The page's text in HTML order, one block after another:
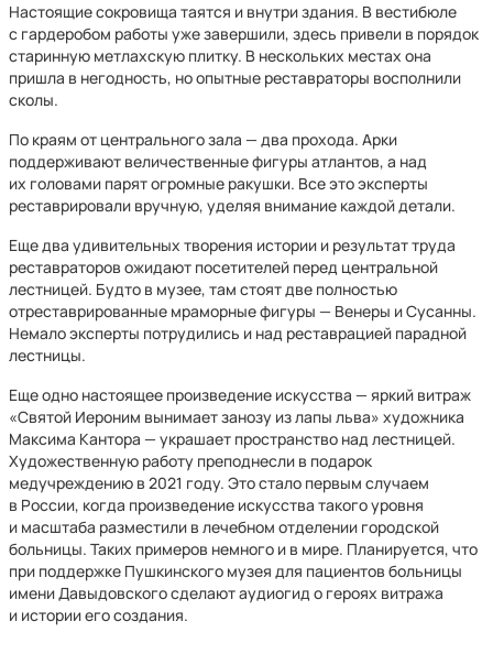
Настоящие сокровища таятся и внутри здания. В вестибюле
с гардеробом работы уже завершили, здесь привели в порядок
старинную метлахскую плитку. В нескольких местах она
пришла в негодность, но опытные реставраторы восполнили
сколы.
По краям от центрального зала — два прохода. Арки
поддерживают величественные фигуры атлантов, а над
их головами парят огромные ракушки. Все это эксперты
реставрировали вручную, уделяя внимание каждой детали.
Еще два удивительных творения истории и результат труда
реставраторов ожидают посетителей перед центральной
лестницей. Будто в музее, там стоят две полностью
отреставрированные мраморные фигуры — Венеры и Сусанны.
Немало эксперты потрудились и над реставрацией парадной
лестницы.
Еще одно настоящее произведение искусства — яркий витраж
«Святой Иероним вынимает занозу из лапы льва» художника
Максима Кантора — украшает пространство над лестницей.
Художественную работу преподнесли в подарок
медучреждению в 2021 году. Это стало первым случаем
в России, когда произведение искусства такого уровня
и масштаба разместили в лечебном отделении городской
больницы. Таких примеров немного и в мире. Планируется, что
при поддержке Пушкинского музея для пациентов больницы
имени Давыдовского сделают аудиогид о героях витража
и истории его создания.